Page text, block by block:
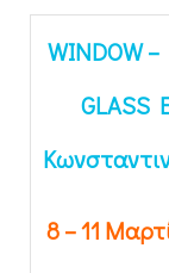
WINDOW –
GLASS
8 – 11